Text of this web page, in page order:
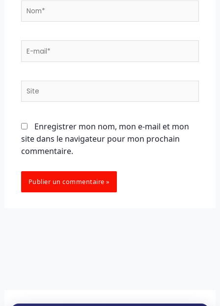
Nom*
Site
Enregistrer mon nom, mon e-mail et mon
site dans le navigateur pour mon prochain
commentaire.